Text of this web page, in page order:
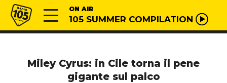
Vai al contenuto
Radio 105 ON AIR
105 SUMMER COMPILATION
Miley Cyrus: in Cile torna il pene
gigante sul palco